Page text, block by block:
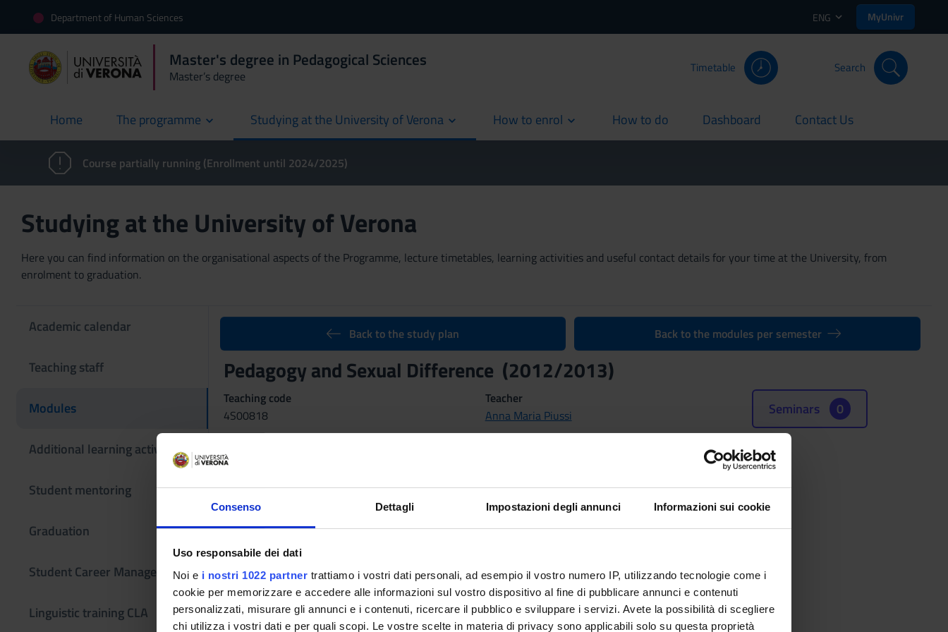
Consenso Dettagli Impostazioni degli annunci Informazioni sui cookie
Uso responsabile dei dati
Noi e i nostri 1022 partner trattiamo i vostri dati personali, ad esempio il vostro numero IP, utilizzando tecnologie come i
cookie per memorizzare e accedere alle informazioni sul vostro dispositivo al fine di pubblicare annunci e contenuti
personalizzati, misurare gli annunci e i contenuti, ricercare il pubblico e sviluppare i servizi. Avete la possibilità di scegliere
chi utilizza i vostri dati e per quali scopi. Le vostre scelte in materia di privacy sono applicabili solo su questa proprietà
Department of Human Sciences ENG MyUnivr
Master's degree in Pedagogical Sciences
Master’s degree
Timetable Search
Home
current The programme Studying at the University of Verona How to enrol How to do
current Dashboard
current Contact Us
current
Course partially running (Enrollment until 2024/2025)
Studying at the University of Verona
Here you can find information on the organisational aspects of the Programme, lecture timetables, learning activities and useful contact details for your time at the University, from
enrolment to graduation.
Academic calendar
Teaching staff
Modules
Additional learning activities
Student mentoring
Graduation
Student Career Management
Linguistic training CLA
Back to the study plan Back to the modules per semester
Pedagogy and Sexual Difference (2012/2013)
Teaching code
4S00818
Teacher
Anna Maria Piussi
Anna Maria Piussi
Language
Italian
M-PED/01 - PEDAGOGY, THEORIES OF EDUCATION AND SOCIAL EDUCATION
Period
Sem. 1B, Sem. IIA
Seminars 0